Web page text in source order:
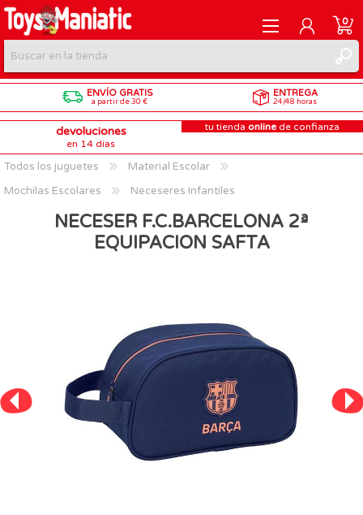
REGISTRARME
INICIAR SESIÓN
0
ENVÍO GRATIS
a partir de 30 €
ENTREGA
24/48 horas
devoluciones
en 14 días
tu tienda online de confianza
Todos los juguetes
Material Escolar
Mochilas Escolares
Neceseres Infantiles
NECESER F.C.BARCELONA 2ª
EQUIPACION SAFTA